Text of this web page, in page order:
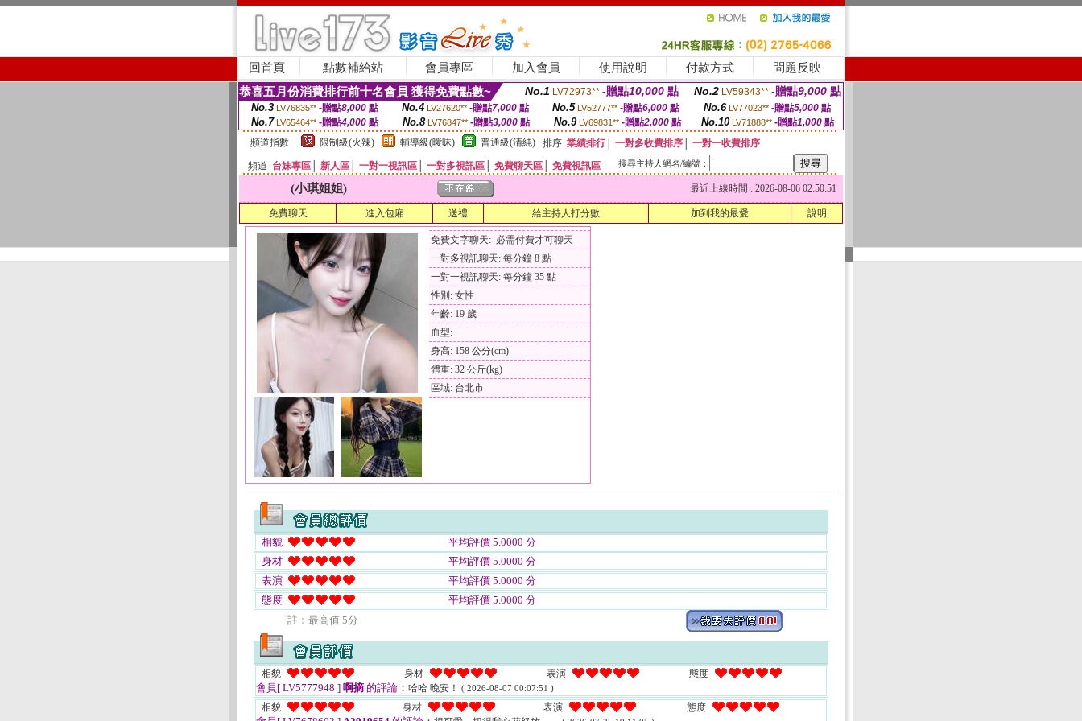
回首頁 點數補給站 會員專區 加入會員 使用說明 付款方式 問題反映
恭喜五月份消費排行前十名會員 獲得免費點數~ No.1 LV72973** -贈點10,000 點 No.2 LV59343** -贈點9,000 點
No.3 LV76835** -贈點8,000點 No.4 LV27620** -贈點7,000點 No.5 LV52777** -贈點6,000點 No.6 LV77023** -贈點5,000點
No.7 LV65464** -贈點4,000 點 No.8 LV76847** -贈點3,000 點 No.9 LV69831** -贈點2,000點 No.10 LV71888** -贈點1,000 點
頻道指數
限制級(火辣) 輔導級(曖昧) 普通級(清純) 排序 業績排行│ 一對多收費排序
一對一收費排序
頻道 台妹專區 新人區 一對一視訊區 一對多視訊區 免費聊天區 免費視訊區 搜尋主持人網名/編號：
(小琪姐姐) 最近上線時間 : 2026-08-06 02:50:51
免費聊天 進入包廂 送禮 給主持人打分數 加到我的最愛 說明
免費文字聊天: 必需付費才可聊天
一對多視訊聊天: 每分鐘 8 點
一對一視訊聊天: 每分鐘 35 點
性別: 女性
年齡: 19 歲
血型:
身高: 158 公分(cm)
體重: 32 公斤(kg)
區域: 台北市
相貌
平均評價 5.0000 分
身材
平均評價 5.0000 分
表演
平均評價 5.0000 分
態度
平均評價 5.0000 分
註﹕最高值 5分
相貌 身材 表演 態度
會員[ LV5777948 ] 啊摘的評論： 哈哈 晚安！ ( 2026-08-07 00:07:51 )
相貌 身材 表演 態度